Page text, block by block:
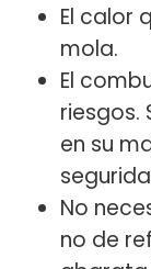
El calor
mola.
El
riesgos.
en su
No
no de